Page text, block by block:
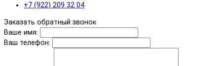
+7 (922) 209 32 04
Заказать обратный звонок
Ваше имя:
Ваш телефон: